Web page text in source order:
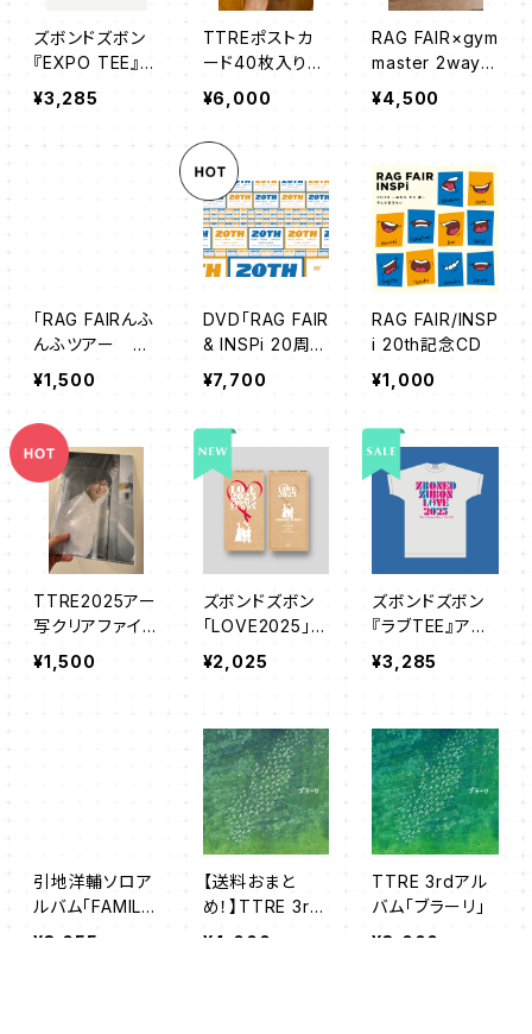
ズボンドズボン
『EXPO TEE』ホ
ワイト
¥3,285
TTREポストカ
ード40枚入り完
全セット
¥6,000
RAG FAIR×gym
master 2way
ショルダーバッグ
¥4,500
「RAG FAIRんふ
んふツアー ボ
ツトカード」
¥1,500
DVD「RAG FAIR
& INSPi 20周年
感謝LIVE ~ Lov
e is here ~」
¥7,700
RAG FAIR/INSP
i 20th記念CD
¥1,000
TTRE2025アー
写クリアファイル
A
¥1,500
ズボンドズボン
「LOVE2025」
ケース付きオリ
ジナル アクリル
¥2,025
ズボンドズボン
『ラブTEE』アッ
シュ
¥3,285
引地洋輔ソロア
ルバム「FAMIL
Y」
¥3,055
【送料おまと
め！】TTRE 3rd
アルバム「ブラー
¥4,000
TTRE 3rdアル
バム「ブラーリ」
¥3,000